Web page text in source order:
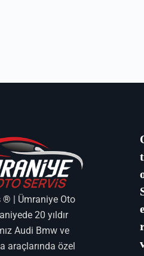
® | Ümraniye Oto
20 yıldır
Audi Bmw ve
araçlarında özel
t